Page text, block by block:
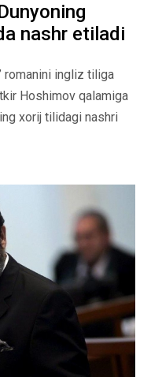
nashr etiladi
romanini ingliz tiliga
Hoshimov qalamiga
xorij tilidagi nashri